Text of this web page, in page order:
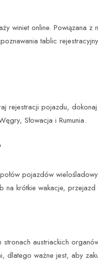
winiet online. Powiązana z
tablic
rejestracji pojazdu,
Słowacja i Rumunia.
pojazdów
krótkie wakacje,
austriackich
dlatego ważne jest, aby